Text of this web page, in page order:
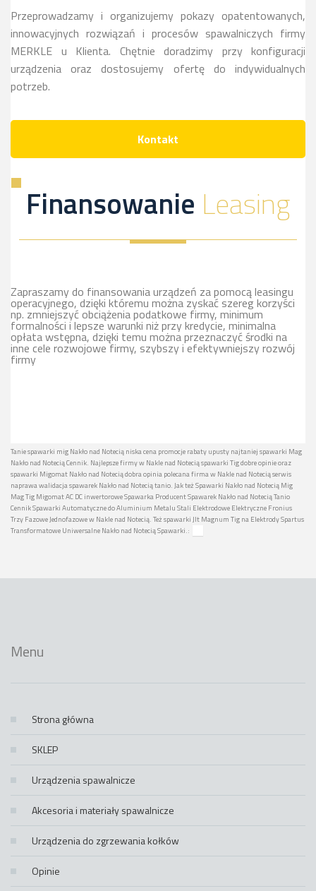
Przeprowadzamy i organizujemy pokazy opatentowanych,
innowacyjnych rozwiązań i procesów spawalniczych firmy
MERKLE u Klienta. Chętnie doradzimy przy konfiguracji
urządzenia oraz dostosujemy ofertę do indywidualnych
potrzeb.
Kontakt
Finansowanie Leasing
Zapraszamy do finansowania urządzeń za pomocą leasingu
operacyjnego, dzięki któremu można zyskać szereg korzyści
np. zmniejszyć obciążenia podatkowe firmy, minimum
formalności i lepsze warunki niż przy kredycie, minimalna
opłata wstępna, dzięki temu można przeznaczyć środki na
inne cele rozwojowe firmy, szybszy i efektywniejszy rozwój
firmy
Tanie spawarki mig Nakło nad Notecią niska cena promocje rabaty upusty najtaniej spawarki Mag
Nakło nad Notecią Cennik. Najlepsze firmy w Nakle nad Notecią spawarki Tig dobre opinie oraz
spawarki Migomat Nakło nad Notecią dobra opinia polecana firma w Nakle nad Notecią serwis
naprawa walidacja spawarek Nakło nad Notecią tanio. Jak też Spawarki Nakło nad Notecią Mig
Mag Tig Migomat AC DC inwertorowe Spawarka Producent Spawarek Nakło nad Notecią Tanio
Cennik Spawarki Automatyczne do Aluminium Metalu Stali Elektrodowe Elektryczne Fronius
Trzy Fazowe Jednofazowe w Nakle nad Notecią. Też spawarki Jlt Magnum Tig na Elektrody Spartus
Transformatowe Uniwersalne Nakło nad Notecią Spawarki.:
Menu
Strona główna
SKLEP
Urządzenia spawalnicze
Akcesoria i materiały spawalnicze
Urządzenia do zgrzewania kołków
Opinie